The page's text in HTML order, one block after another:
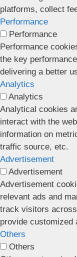
platforms, collect
Performance
Performance
Performance
the key
delivering a better
Analytics
Analytics
Analytical cookies
interact with the
information on
traffic source, etc.
Advertisement
Advertisement
Advertisement
relevant ads and
track visitors
provide customized
Others
Others